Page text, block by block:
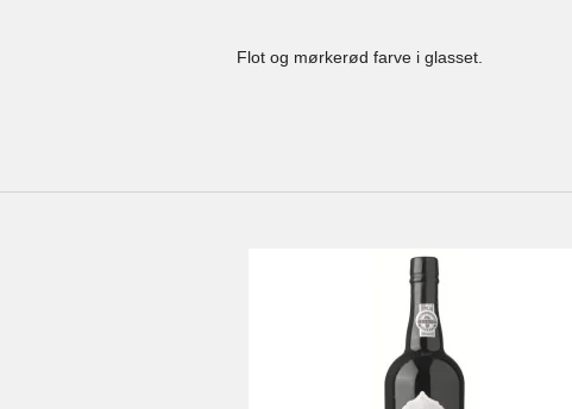
Flot og mørkerød farve i glasset.